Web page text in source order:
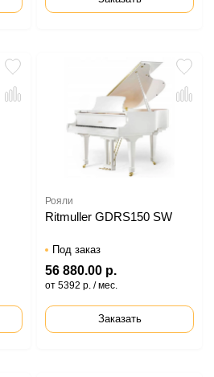
Рояли
Ritmuller GDRS150 SW
Под заказ
56 880.00 р.
от 5392 р. / мес.
Заказать